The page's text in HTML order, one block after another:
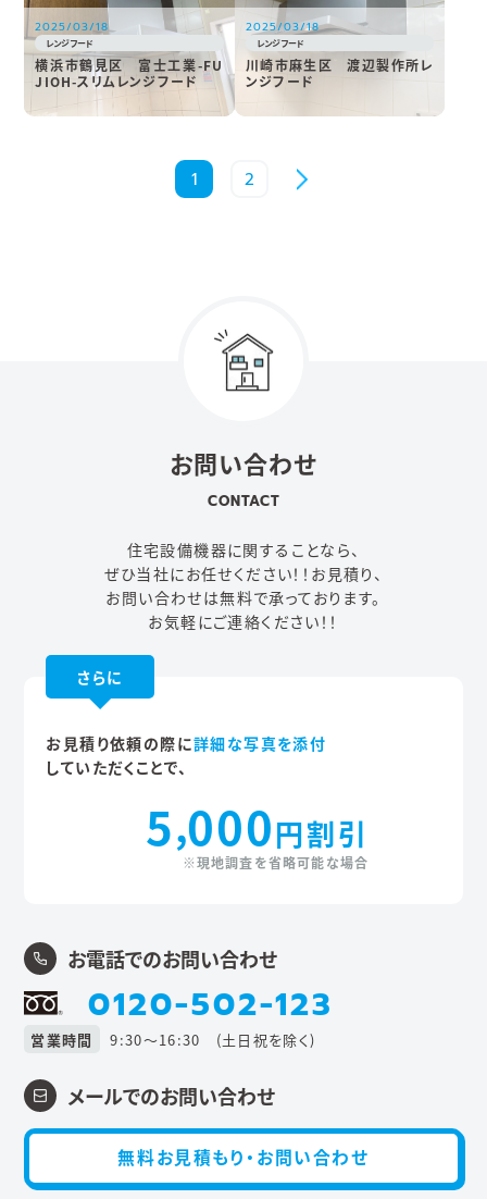
2025/03/18
レンジフード
横浜市鶴見区 富士工業-FU
JIOH-スリムレンジフード
2025/03/18
レンジフード
川崎市麻生区 渡辺製作所レ
ンジフード
1 2
お問い合わせ
CONTACT
住宅設備機器に関することなら、
ぜひ当社にお任せください！！ お見積り、
お問い合わせは無料で承っております。
お気軽にご連絡ください！！
さらに
お見積り依頼の際に詳細な写真を添付
していただくことで、
5,000円割引
※現地調査を省略可能な場合
お電話でのお問い合わせ
0120-502-123
営業時間 9:30〜16:30 (土日祝を除く)
メールでのお問い合わせ
無料お見積もり・お問い合わせ